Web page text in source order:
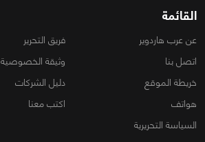
القائمة
عن عرب هاردوير
فريق التحرير
اتصل بنا
وثيقة الخصوصية
خريطة الموقع
دليل الشركات
هواتف
اكتب معنا
السياسة التحريرية